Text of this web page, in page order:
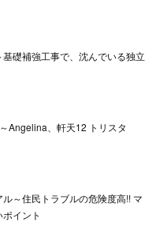
礎補強工事で、沈んでいる独立
Angelina、軒天12 トリスタ
ル～住民トラブルの危険度高!! マ
イント